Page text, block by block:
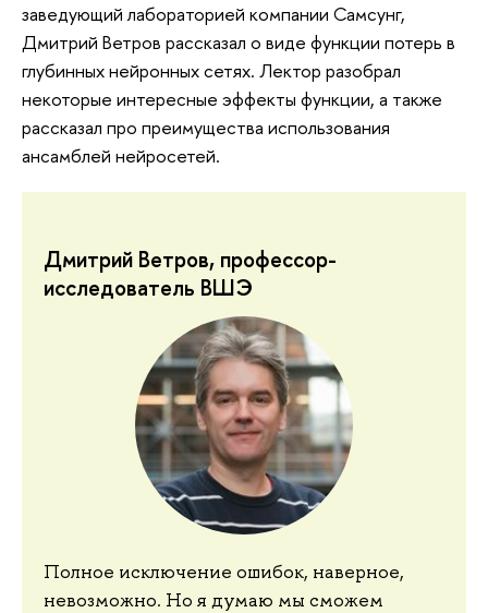
заведующий лабораторией компании Самсунг,
Дмитрий Ветров рассказал о виде функции потерь в
глубинных нейронных сетях. Лектор разобрал
некоторые интересные эффекты функции, а также
рассказал про преимущества использования
ансамблей нейросетей.
Дмитрий Ветров, профессор-
исследователь ВШЭ
Полное исключение ошибок, наверное,
невозможно. Но я думаю мы сможем